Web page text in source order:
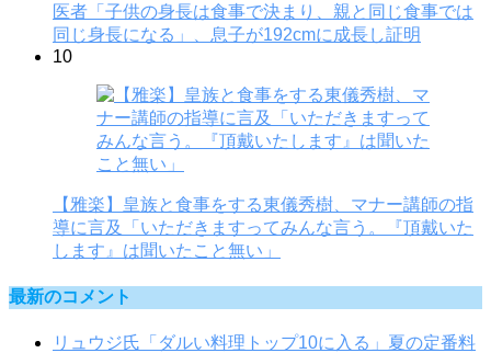
医者「子供の身長は食事で決まり、親と同じ食事では
同じ身長になる」、息子が192cmに成長し証明
10
【雅楽】皇族と食事をする東儀秀樹、マナー講師の指
導に言及「いただきますってみんな言う。『頂戴いた
します』は聞いたこと無い」
最新のコメント
リュウジ氏「ダルい料理トップ10に入る」夏の定番料